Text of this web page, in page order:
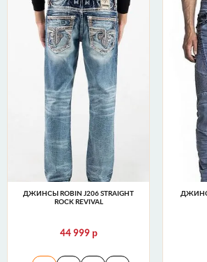
ДЖИНСЫ ROBIN J206 STRAIGHT
ROCK REVIVAL
44 999 р
Джинсы ROBIN J206